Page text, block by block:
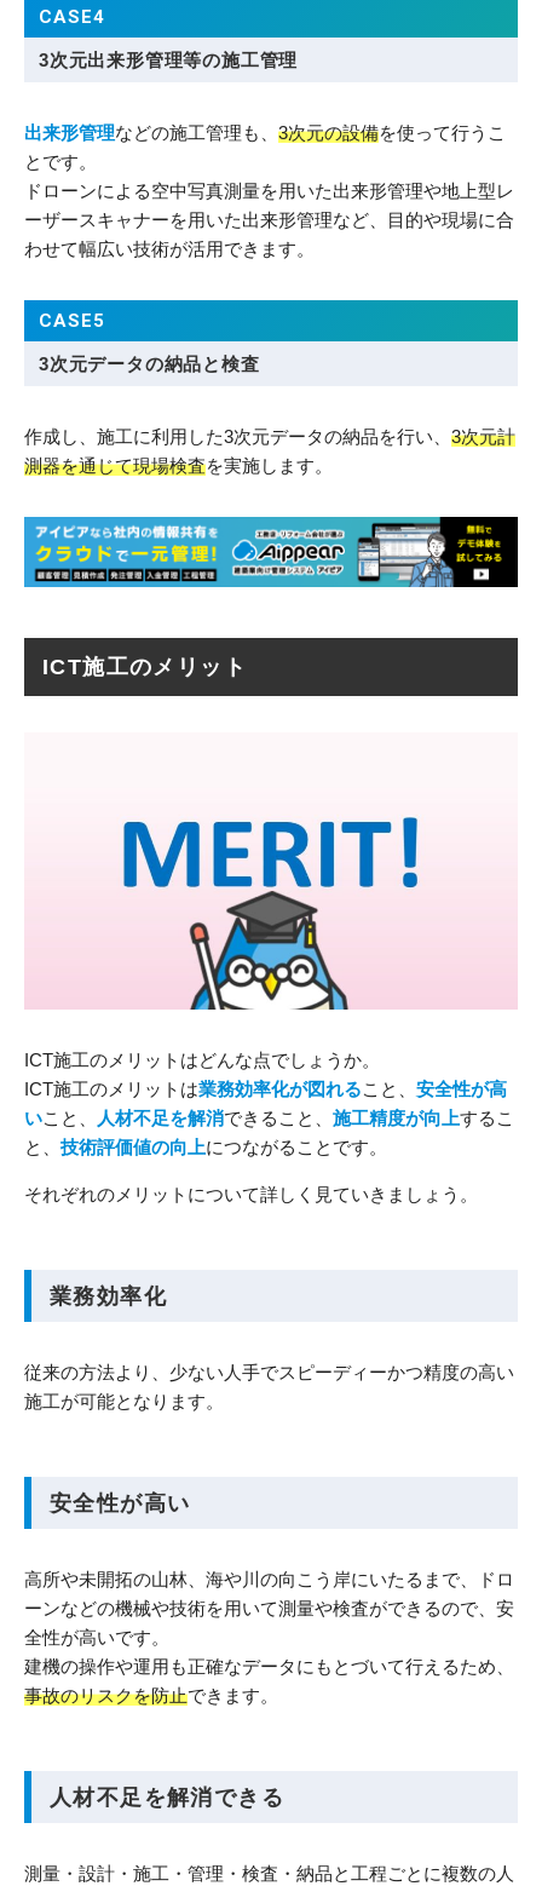
CASE4
3次元出来形管理等の施工管理
出来形管理などの施工管理も、 3次元の設備を使って行うこ
とです。
ドローンによる空中写真測量を用いた出来形管理や地上型レ
ーザースキャナーを用いた出来形管理など、目的や現場に合
わせて幅広い技術が活用できます。
CASE5
3次元データの納品と検査
作成し、施工に利用した3次元データの納品を行い、 3次元計
測器を通じて現場検査を実施します。
ICT施工のメリット
ICT施工のメリットはどんな点でしょうか。
ICT施工のメリットは業務効率化が図れること、 安全性が高
いこと、 人材不足を解消できること、 施工精度が向上するこ
と、 技術評価値の向上につながることです。
それぞれのメリットについて詳しく見ていきましょう。
業務効率化
従来の方法より、少ない人手でスピーディーかつ精度の高い
施工が可能となります。
安全性が高い
高所や未開拓の山林、海や川の向こう岸にいたるまで、ドロ
ーンなどの機械や技術を用いて測量や検査ができるので、安
全性が高いです。
建機の操作や運用も正確なデータにもとづいて行えるため、
事故のリスクを防止できます。
人材不足を解消できる
測量・設計・施工・管理・検査・納品と工程ごとに複数の人